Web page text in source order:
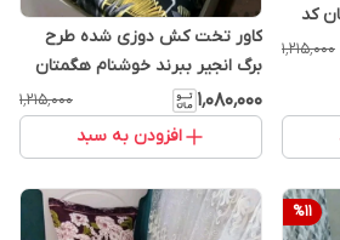
کد
۱٬۲۱۵٬۰۰۰
کاور تخت کش دوزی شده طرح
برگ انجیر ببرند خوشنام هگمتان
کد 676
۱٬۰۸۰٬۰۰۰ ۱٬۲۱۵٬۰۰۰
افزودن به سبد
%11